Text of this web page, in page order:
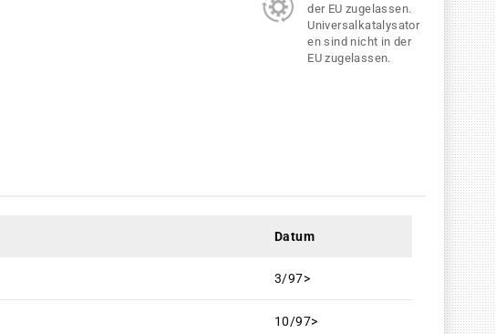
der EU zugelassen.
Universalkatalysator
en sind nicht in der
EU zugelassen.
Datum
3/97>
10/97>